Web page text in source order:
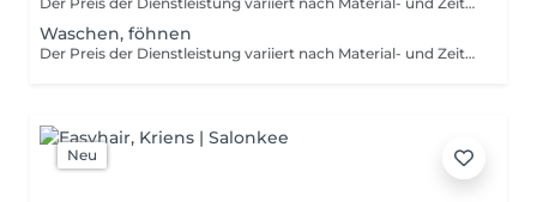
Waschen, föhnen
Der Preis der Dienstleistung variiert nach Material- und Zeitaufwand.
Neu